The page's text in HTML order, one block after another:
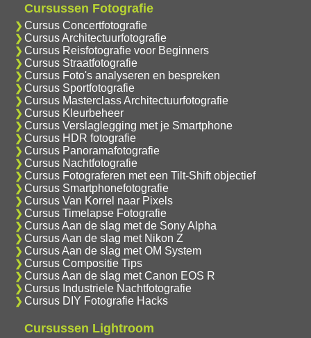
Cursussen Fotografie
Cursus Concertfotografie
Cursus Architectuurfotografie
Cursus Reisfotografie voor Beginners
Cursus Straatfotografie
Cursus Foto's analyseren en bespreken
Cursus Sportfotografie
Cursus Masterclass Architectuurfotografie
Cursus Kleurbeheer
Cursus Verslaglegging met je Smartphone
Cursus HDR fotografie
Cursus Panoramafotografie
Cursus Nachtfotografie
Cursus Fotograferen met een Tilt-Shift objectief
Cursus Smartphonefotografie
Cursus Van Korrel naar Pixels
Cursus Timelapse Fotografie
Cursus Aan de slag met de Sony Alpha
Cursus Aan de slag met Nikon Z
Cursus Aan de slag met OM System
Cursus Compositie Tips
Cursus Aan de slag met Canon EOS R
Cursus Industriele Nachtfotografie
Cursus DIY Fotografie Hacks
Cursussen Lightroom